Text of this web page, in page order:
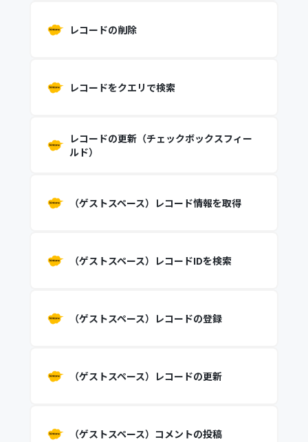
レコードの削除
レコードをクエリで検索
レコードの更新（チェックボックスフィー
ルド）
（ゲストスペース）レコード情報を取得
（ゲストスペース）レコードIDを検索
（ゲストスペース）レコードの登録
（ゲストスペース）レコードの更新
（ゲストスペース）コメントの投稿